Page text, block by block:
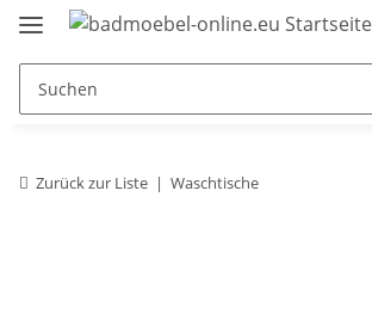
Zurück zur Liste Waschtische